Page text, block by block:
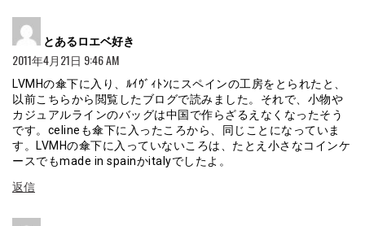
とあるロエベ好き
2011年4月21日 9:46 AM
LVMHの傘下に入り、ﾙｲｳﾞｨﾄﾝにスペインの工房をとられたと、
以前こちらから閲覧したブログで読みました。それで、小物や
カジュアルラインのバッグは中国で作らざるえなくなったそう
です。celineも傘下に入ったころから、同じことになっていま
す。LVMHの傘下に入っていないころは、たとえ小さなコインケ
ースでもmade in spainかitalyでしたよ。
返信